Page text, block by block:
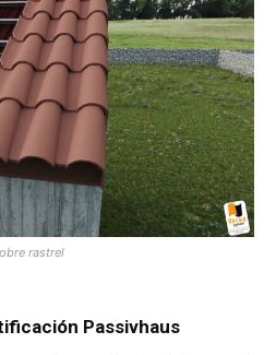
rastrel
Passivhaus